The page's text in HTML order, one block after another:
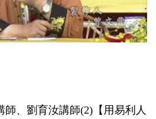
、劉育汝講師(2)【用易利人